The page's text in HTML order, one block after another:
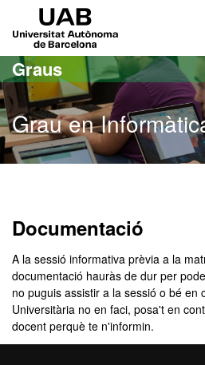
Ves al contingut principal
Ves a la navegació de la pàgina
Graus
Grau en
Documentació
A la sessió informativa prèvia a la
documentació hauràs de dur per
no puguis assistir a la sessió o bé en
Universitària no en faci, posa't en
docent perquè te n'informin.